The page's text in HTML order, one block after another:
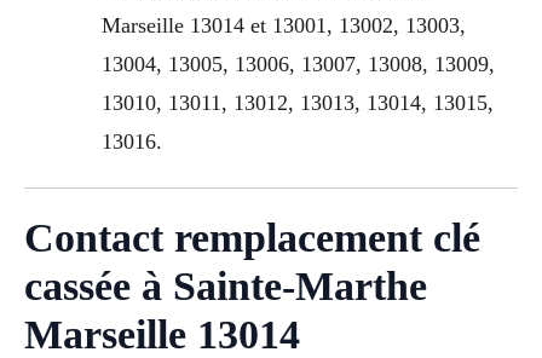
Marseille 13014 et 13001, 13002, 13003,
13004, 13005, 13006, 13007, 13008, 13009,
13010, 13011, 13012, 13013, 13014, 13015,
13016.
Contact remplacement clé
cassée à Sainte-Marthe
Marseille 13014